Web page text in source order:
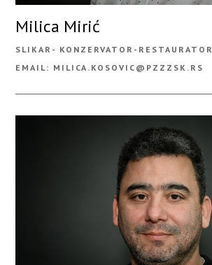
Milica Mirić
SLIKAR- KONZERVATOR-RESTAURATOR
EMAIL: MILICA.KOSOVIC@PZZZSK.RS